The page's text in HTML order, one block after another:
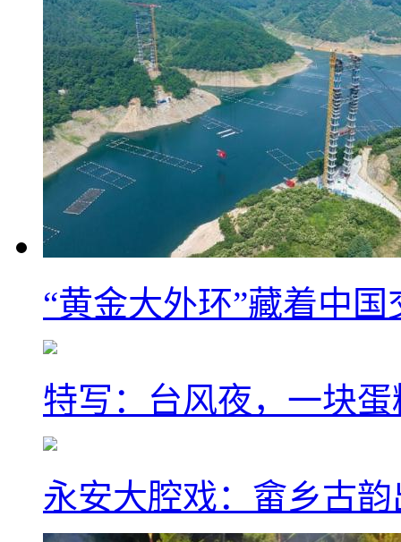
“黄金大外环”藏着中
特写：台风夜，一块
永安大腔戏：畲乡古